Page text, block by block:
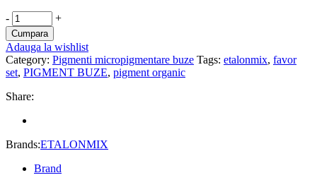
PIGMENT
ETALONMIX
BUZE,
FAVOR
SET
NUANTA
MILKY
ML
- +
Cumpara
Adauga la wishlist
Category: Pigmenti micropigmentare buze Tags: etalonmix, favor
set, PIGMENT BUZE, pigment organic
Share:
Brands:ETALONMIX
Brand